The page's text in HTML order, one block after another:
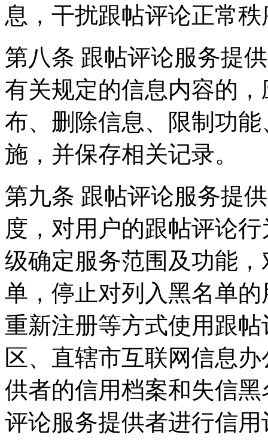
息，干扰跟帖评论正常
第八条 跟帖评论服务提
有关规定的信息内容的
布、删除信息、限制功
施，并保存相关记录。
第九条 跟帖评论服务提
度，对用户的跟帖评论
级确定服务范围及功能
单，停止对列入黑名单
重新注册等方式使用跟
区、直辖市互联网信息
供者的信用档案和失信
评论服务提供者进行信用